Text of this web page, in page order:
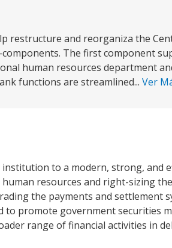
restructure and reorganiza the
The first component
human resources department
functions are streamlined... Ver
to a modern, strong, and
resources and right-sizing
the payments and settlement
to promote government securities
range of financial activities in